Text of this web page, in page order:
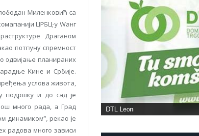
Миленковић са
ЦРБЦ-у Wанг
Драганом
потпуну спремност
одвијање планираних
Kине и Србије.
услова живота,
подршку и до сад је
много рада, а Град
динамиком”, рекао је
радова много зависи
DTL Leon